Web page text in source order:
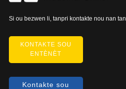
Si ou bezwen li, tanpri kontakte nou nan tan
KONTAKTE SOU
ENTÈNÈT
Kontakte sou